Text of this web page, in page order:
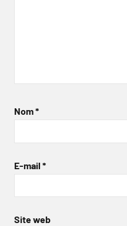
Nom*
E-mail *
Site web